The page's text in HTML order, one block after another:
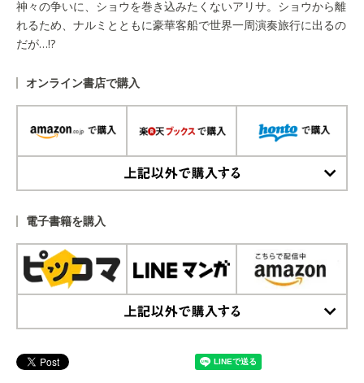
神々の争いに、ショウを巻き込みたくないアリサ。ショウから離
れるため、ナルミとともに豪華客船で世界一周演奏旅行に出るの
だが…!?
オンライン書店で購入
電子書籍を購入